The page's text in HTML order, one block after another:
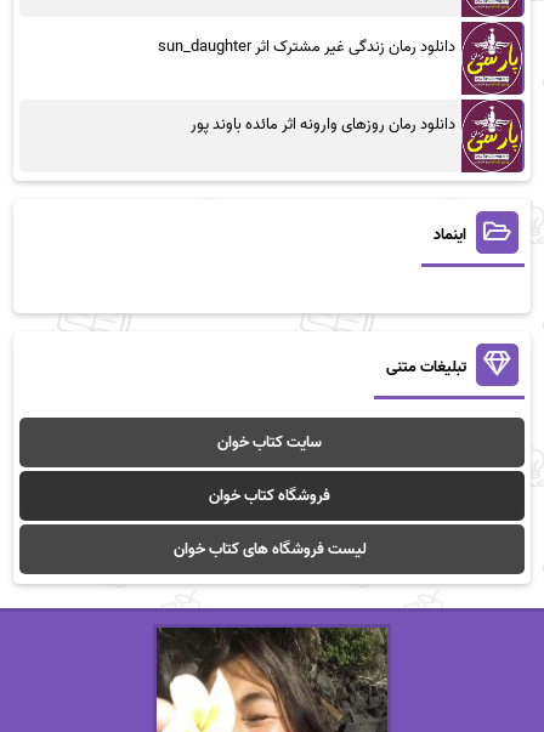
دانلود رمان زندگی غیر مشترک اثر sun_daughter
دانلود رمان روزهای وارونه اثر مائده باوند پور
اینماد
تبلیغات متنی
سایت کتاب خوان
فروشگاه کتاب خوان
لیست فروشگاه های کتاب خوان